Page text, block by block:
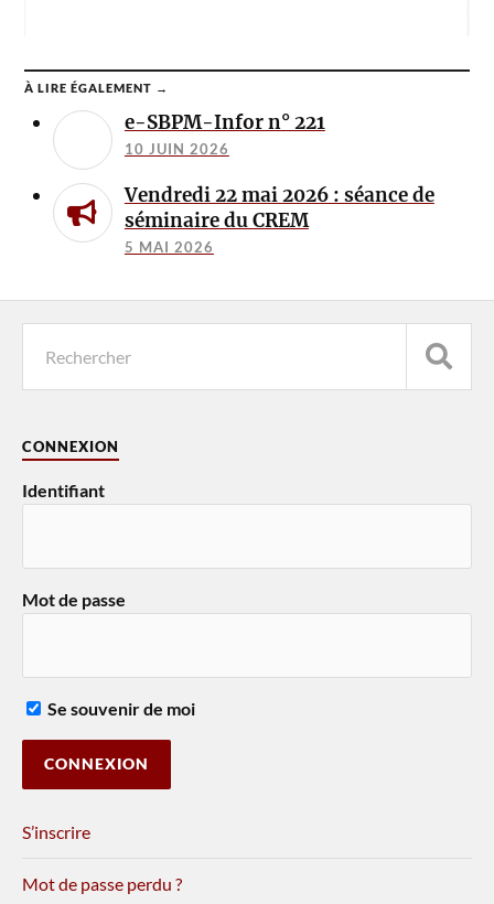
À LIRE ÉGALEMENT →
e-SBPM-Infor n° 221
10 JUIN 2026
Vendredi 22 mai 2026 : séance de
séminaire du CREM
5 MAI 2026
CONNEXION
Identifiant
Mot de passe
Se souvenir de moi
S’inscrire
Mot de passe perdu ?